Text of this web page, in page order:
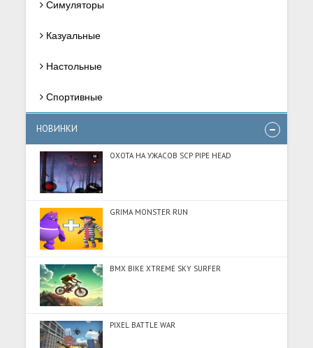
Симуляторы
Казуальные
Настольные
Спортивные
НОВИНКИ
ОХОТА НА УЖАСОВ SCP PIPE HEAD
GRIMA MONSTER RUN
BMX BIKE XTREME SKY SURFER
PIXEL BATTLE WAR